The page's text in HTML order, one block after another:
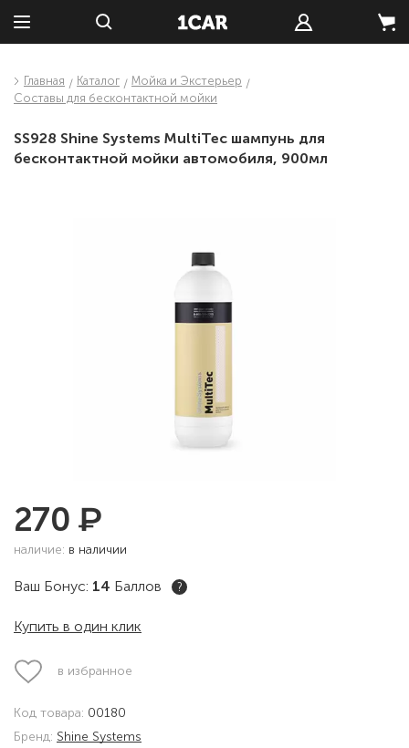
Главная Каталог
Мойка и Экстерьер
Составы для бесконтактной мойки
SS928 Shine Systems MultiTec шампунь для
бесконтактной мойки автомобиля, 900мл
270 ₽
наличие: в наличии
Ваш Бонус: 14 Баллов ?
Купить в один клик
в избранное
Код товара: 00180
Бренд: Shine Systems